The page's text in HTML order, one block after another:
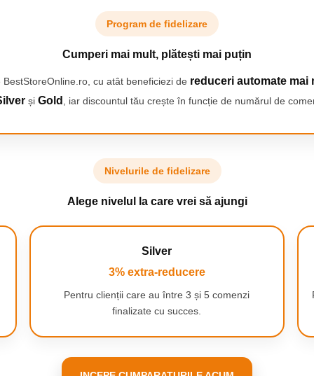
Program de fidelizare
Cumperi mai mult, plătești mai puțin
cu atât beneficiezi de reduceri automate mai
și Gold , iar discountul tău crește în funcție de numărul de
Nivelurile de fidelizare
Alege nivelul la care vrei să ajungi
Silver
3% extra-reducere
Pentru clienții care au între 3 și 5 comenzi
finalizate cu succes.